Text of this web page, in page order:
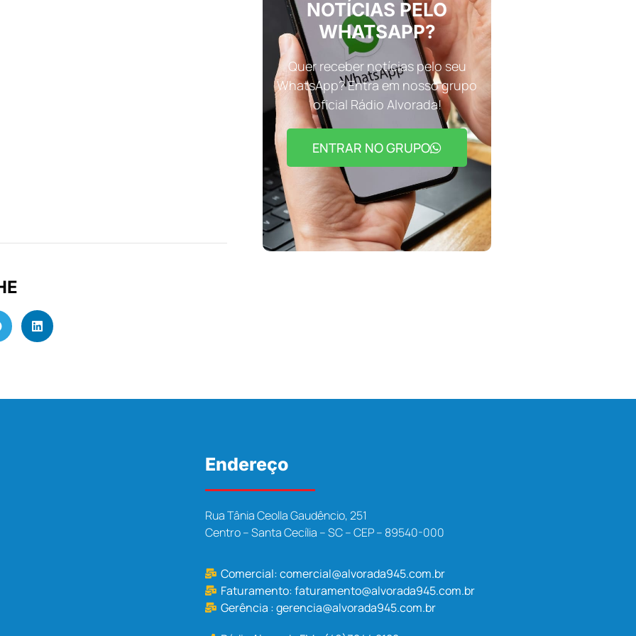
NOTÍCIAS PELO
WHATSAPP?
Quer receber notícias pelo seu
WhatsApp? Entra em nosso grupo
oficial Rádio Alvorada!
ENTRAR NO GRUPO
Endereço
Rua Tânia Ceolla Gaudêncio, 251
Centro – Santa Cecília – SC – CEP – 89540-000
Comercial:comercial@alvorada945.com.br
Faturamento:faturamento@alvorada945.com.br
Gerência :gerencia@alvorada945.com.br